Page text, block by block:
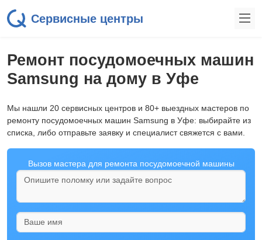
Сервисные центры
Ремонт посудомоечных машин
Samsung на дому в Уфе
Мы нашли 20 сервисных центров и 80+ выездных мастеров по
ремонту посудомоечных машин Samsung в Уфе: выбирайте из
списка, либо отправьте заявку и специалист свяжется с вами.
Вызов мастера для ремонта посудомоечной машины